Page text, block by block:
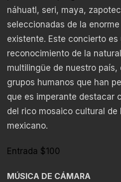
náhuatl, seri, maya,
seleccionadas de la
existente. Este concierto es
reconocimiento de la
multilingüe de nuestro
grupos humanos que han
que es imperante destacar
del rico mosaico cultural de
mexicano.
Entrada $100
MÚSICA DE CÁMARA